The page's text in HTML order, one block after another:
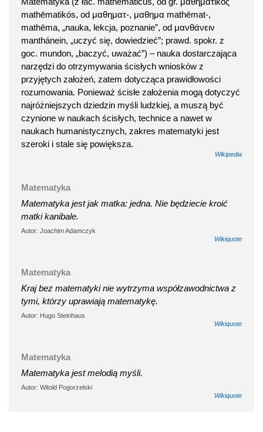
mathēmatikós, od μαθηματ-, μαθημα mathēmat-,
mathēma, „nauka, lekcja, poznanie”, od μανθάνειν
manthánein, „uczyć się, dowiedzieć”; prawd. spokr. z
goc. mundon, „baczyć, uważać”) – nauka dostarczająca
narzędzi do otrzymywania ścisłych wniosków z
przyjętych założeń, zatem dotycząca prawidłowości
rozumowania. Ponieważ ścisłe założenia mogą dotyczyć
najróżniejszych dziedzin myśli ludzkiej, a muszą być
czynione w naukach ścisłych, technice a nawet w
naukach humanistycznych, zakres matematyki jest
szeroki i stale się powiększa.
Wikipedia
Matematyka
Matematyka jest jak matka: jedna. Nie będziecie kroić
matki kanibale.
Autor: Joachim Adamczyk
Wikiquote
Matematyka
Kraj bez matematyki nie wytrzyma współzawodnictwa z
tymi, którzy uprawiają matematykę.
Autor: Hugo Steinhaus
Wikiquote
Matematyka
Matematyka jest melodią myśli.
Autor: Witold Pogorzelski
Wikiquote